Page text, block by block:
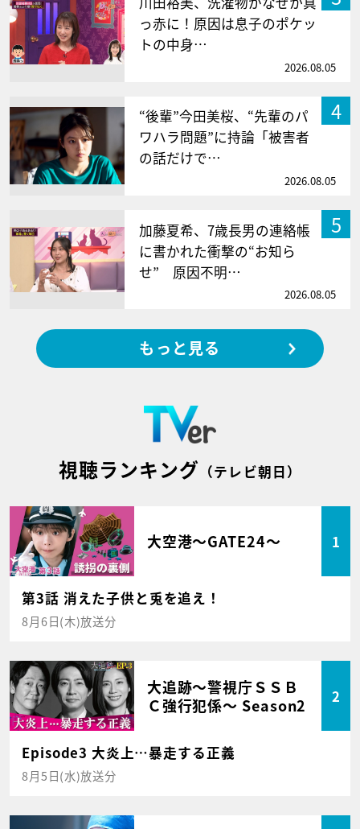
っ赤に！原因は息子のポケッ
トの中身…
2026.08.05
4
“後輩”今田美桜、“先輩のパ
ワハラ問題”に持論「被害者
の話だけで…
2026.08.05
5
加藤夏希、7歳長男の連絡帳
に書かれた衝撃の“お知ら
せ” 原因不明…
2026.08.05
もっと見る
視聴ランキング （テレビ朝日）
大空港～GATE24～ 1
第3話 消えた子供と兎を追え！
8月6日(木)放送分
大追跡～警視庁ＳＳＢ
Ｃ強行犯係～ Season2
2
Episode3 大炎上…暴走する正義
8月5日(水)放送分